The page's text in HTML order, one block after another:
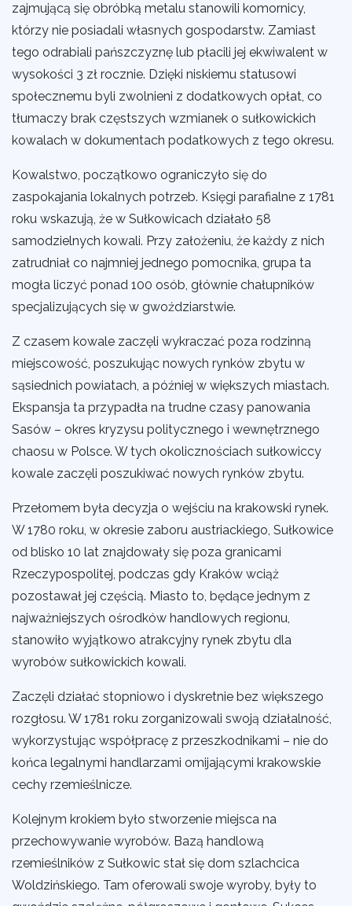
zajmującą się obróbką metalu stanowili komornicy,
którzy nie posiadali własnych gospodarstw. Zamiast
tego odrabiali pańszczyznę lub płacili jej ekwiwalent w
wysokości 3 zł rocznie. Dzięki niskiemu statusowi
społecznemu byli zwolnieni z dodatkowych opłat, co
tłumaczy brak częstszych wzmianek o sułkowickich
kowalach w dokumentach podatkowych z tego okresu.
Kowalstwo, początkowo ograniczyło się do
zaspokajania lokalnych potrzeb. Księgi parafialne z 1781
roku wskazują, że w Sułkowicach działało 58
samodzielnych kowali. Przy założeniu, że każdy z nich
zatrudniał co najmniej jednego pomocnika, grupa ta
mogła liczyć ponad 100 osób, głównie chałupników
specjalizujących się w gwoździarstwie.
Z czasem kowale zaczęli wykraczać poza rodzinną
miejscowość, poszukując nowych rynków zbytu w
sąsiednich powiatach, a później w większych miastach.
Ekspansja ta przypadła na trudne czasy panowania
Sasów – okres kryzysu politycznego i wewnętrznego
chaosu w Polsce. W tych okolicznościach sułkowiccy
kowale zaczęli poszukiwać nowych rynków zbytu.
Przełomem była decyzja o wejściu na krakowski rynek.
W 1780 roku, w okresie zaboru austriackiego, Sułkowice
od blisko 10 lat znajdowały się poza granicami
Rzeczypospolitej, podczas gdy Kraków wciąż
pozostawał jej częścią. Miasto to, będące jednym z
najważniejszych ośrodków handlowych regionu,
stanowiło wyjątkowo atrakcyjny rynek zbytu dla
wyrobów sułkowickich kowali.
Zaczęli działać stopniowo i dyskretnie bez większego
rozgłosu. W 1781 roku zorganizowali swoją działalność,
wykorzystując współpracę z przeszkodnikami – nie do
końca legalnymi handlarzami omijającymi krakowskie
cechy rzemieślnicze.
Kolejnym krokiem było stworzenie miejsca na
przechowywanie wyrobów. Bazą handlową
rzemieślników z Sułkowic stał się dom szlachcica
Woldzińskiego. Tam oferowali swoje wyroby, były to